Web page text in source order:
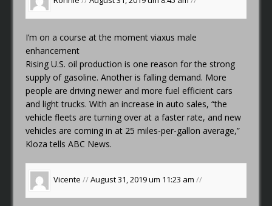
I’m on a course at the momentviaxus male
enhancement
Rising U.S. oil production is one reason for the strong
supply of gasoline. Another is falling demand. More
people are driving newer and more fuel efficient cars
and light trucks. With an increase in auto sales, “the
vehicle fleets are turning over at a faster rate, and new
vehicles are coming in at 25 miles-per-gallon average,”
Kloza tells ABC News.
Vicente //August 31, 2019 um 11:23 am//